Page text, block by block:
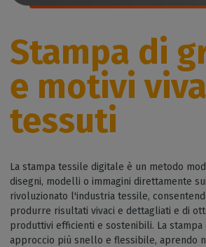
Stampa di
e motivi
tessuti
La stampa tessile digitale è un metodo
disegni, modelli o immagini direttamente
rivoluzionato l'industria tessile,
produrre risultati vivaci e dettagliati e di
produttivi efficienti e sostenibili. La
approccio più snello e flessibile, aprendo